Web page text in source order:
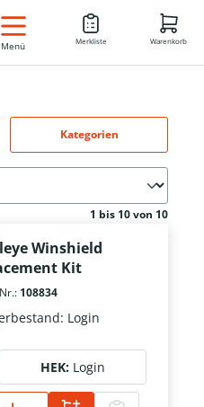
DE
Menü Merkliste Warenkorb
Kategorien
1 bis 10 von 10
Winshield
Kit
108834
Login
HEK: Login